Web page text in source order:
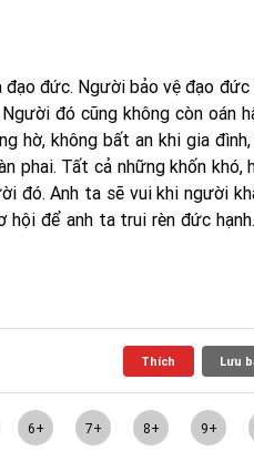
đức. Người bảo vệ đạo
đó cũng không còn oán
hờ, không bất an khi gia
phai. Tất cả những khốn khó,
đó. Anh ta sẽ vui khi người
để anh ta trui rèn đức
Thích Lưu
6+ 7+ 8+ 9+